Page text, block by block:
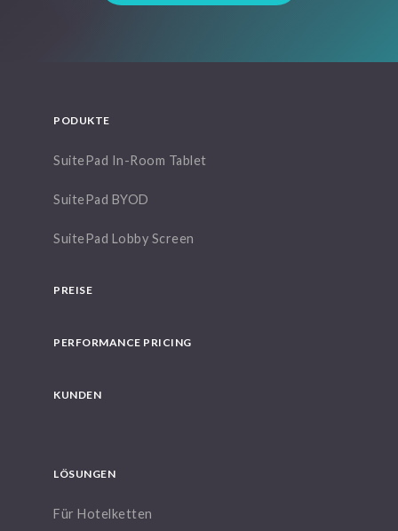
PODUKTE
SuitePad In-Room Tablet
SuitePad BYOD
SuitePad Lobby Screen
PREISE
PERFORMANCE PRICING
KUNDEN
LÖSUNGEN
Für Hotelketten